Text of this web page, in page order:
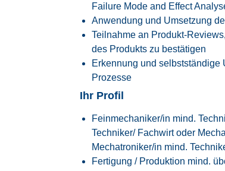
Failure Mode and Effect
Anwendung und Umsetzung
Teilnahme an Produkt-
des Produkts zu bestätigen
Erkennung und selbstständige
Prozesse
Ihr Profil
Feinmechaniker/in mind.
Techniker/ Fachwirt oder
Mechatroniker/in mind.
Fertigung / Produktion mind.